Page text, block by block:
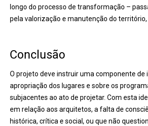
longo do processo de transformação –
pela valorização e manutenção do território,
Conclusão
O projeto deve instruir uma componente de
apropriação dos lugares e sobre os
subjacentes ao ato de projetar. Com esta
em relação aos arquitetos, a falta de
histórica, crítica e social, ou que não